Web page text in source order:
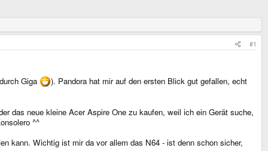
#1
Giga
). Pandora hat mir auf den ersten Blick gut gefallen, echt
das neue kleine Acer Aspire One zu kaufen, weil ich ein Gerät suche,
^^
kann. Wichtig ist mir da vor allem das N64 - ist denn schon sicher,